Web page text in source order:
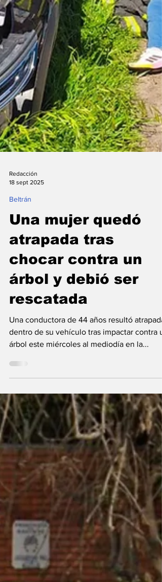
18 sept 2025
Beltrán
Una mujer quedó
atrapada tras
chocar contra un
árbol y debió ser
rescatada
Una conductora de 44 años resultó atrapada
dentro de su vehículo tras impactar contra
árbol este miércoles al mediodía en la...